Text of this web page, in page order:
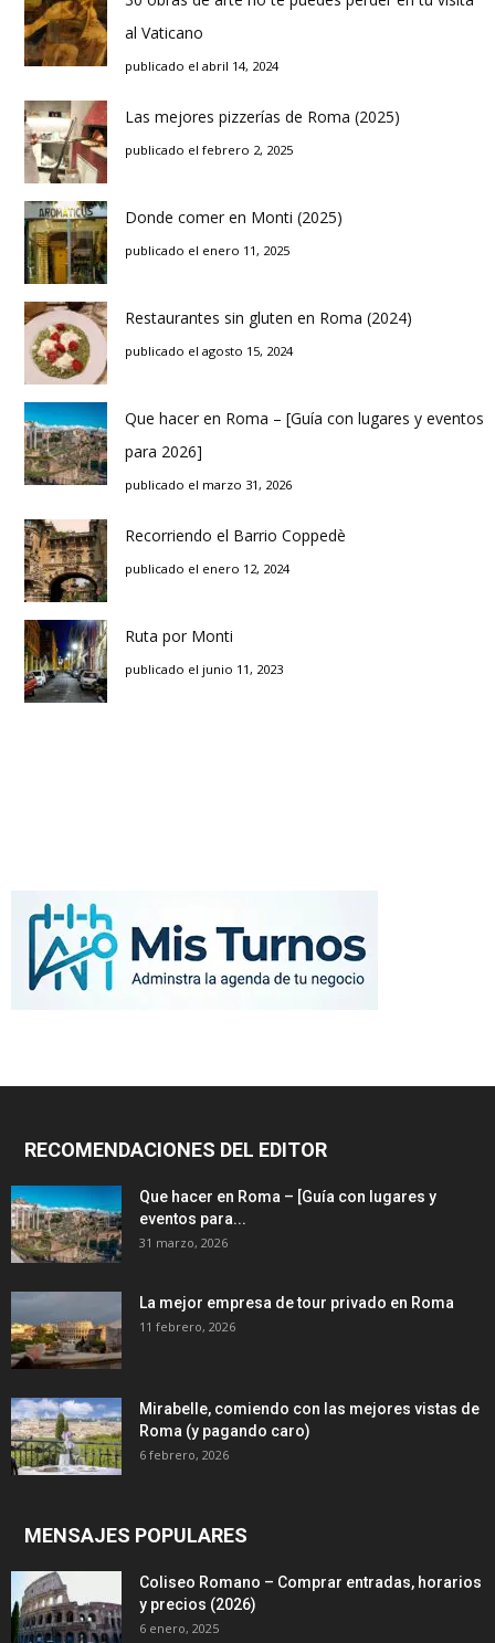
al Vaticano
publicado el abril 14, 2024
Las mejores pizzerías de Roma (2025)
publicado el febrero 2, 2025
Donde comer en Monti (2025)
publicado el enero 11, 2025
Restaurantes sin gluten en Roma (2024)
publicado el agosto 15, 2024
Que hacer en Roma – [Guía con lugares y eventos
para 2026]
publicado el marzo 31, 2026
Recorriendo el Barrio Coppedè
publicado el enero 12, 2024
Ruta por Monti
publicado el junio 11, 2023
RECOMENDACIONES DEL EDITOR
Que hacer en Roma – [Guía con lugares y
eventos para...
31 marzo, 2026
La mejor empresa de tour privado en Roma
11 febrero, 2026
Mirabelle, comiendo con las mejores vistas de
Roma (y pagando caro)
6 febrero, 2026
MENSAJES POPULARES
Coliseo Romano – Comprar entradas, horarios
y precios (2026)
6 enero, 2025